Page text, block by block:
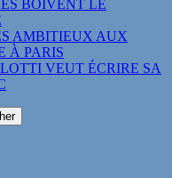
BOIVENT LE
AMBITIEUX AUX
À PARIS
VEUT ÉCRIRE SA